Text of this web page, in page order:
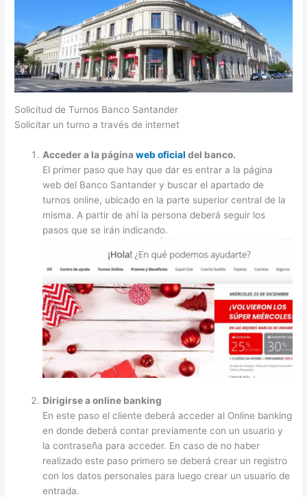
Solicitud de Turnos Banco Santander
Solicitar un turno a través de internet
Acceder a la páginaweb oficial del banco.
El primer paso que hay que dar es entrar a la página
web del Banco Santander y buscar el apartado de
turnos online, ubicado en la parte superior central de la
misma. A partir de ahí la persona deberá seguir los
pasos que se irán indicando.
Dirigirse a online banking
En este paso el cliente deberá acceder al Online banking
en donde deberá contar previamente con un usuario y
la contraseña para acceder. En caso de no haber
realizado este paso primero se deberá crear un registro
con los datos personales para luego crear un usuario de
entrada.